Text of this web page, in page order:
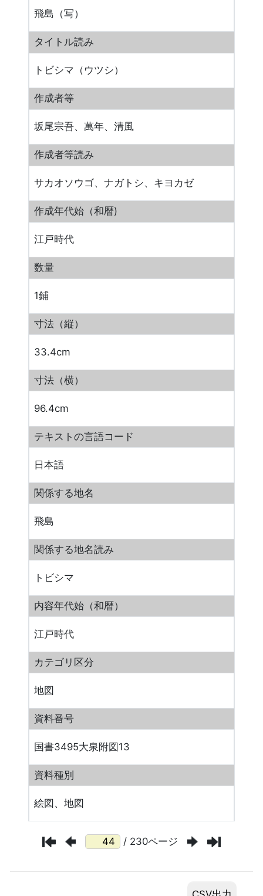
飛島（写）
タイトル読み
トビシマ（ウツシ）
作成者等
坂尾宗吾、萬年、清風
作成者等読み
サカオソウゴ、ナガトシ、キヨカゼ
作成年代始（和暦)
江戸時代
数量
1鋪
寸法（縦）
33.4cm
寸法（横）
96.4cm
テキストの言語コード
日本語
関係する地名
飛島
関係する地名読み
トビシマ
内容年代始（和暦）
江戸時代
カテゴリ区分
地図
資料番号
国書3495大泉附図13
資料種別
絵図、地図
/ 230ページ